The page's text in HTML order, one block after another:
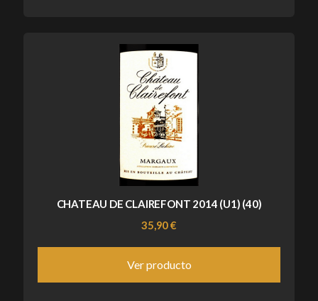
CHATEAU DE CLAIREFONT 2014 (U1) (40)
35,90 €
Ver producto